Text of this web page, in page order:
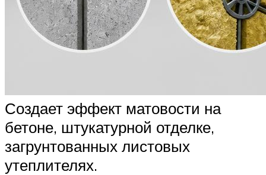
Создает эффект матовости на
бетоне, штукатурной отделке,
загрунтованных листовых
утеплителях.